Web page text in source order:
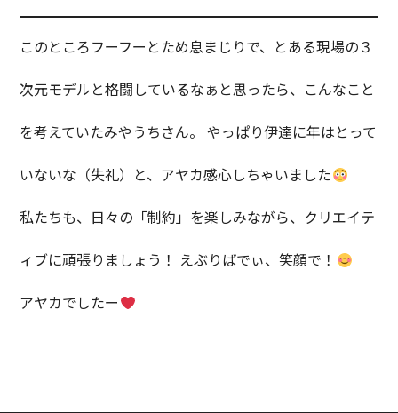
このところフーフーとため息まじりで、とある現場の３
次元モデルと格闘しているなぁと思ったら、こんなこと
を考えていたみやうちさん。 やっぱり伊達に年はとって
いないな（失礼）と、アヤカ感心しちゃいました
私たちも、日々の「制約」を楽しみながら、クリエイテ
ィブに頑張りましょう！ えぶりばでぃ、笑顔で！
アヤカでしたー